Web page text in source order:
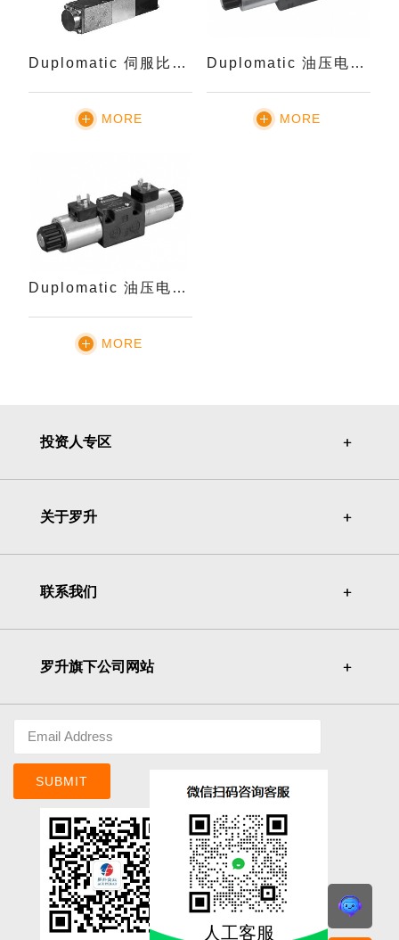
Duplomatic 伺服比例阀-DXE3J
MORE
Duplomatic 油压电磁阀DS5
MORE
Duplomatic 油压电磁阀DS3
MORE
投资人专区 ＋
＋
关于罗升 ＋
＋
联系我们 ＋
＋
罗升旗下公司网站 ＋
＋
SUBMIT
人工客服